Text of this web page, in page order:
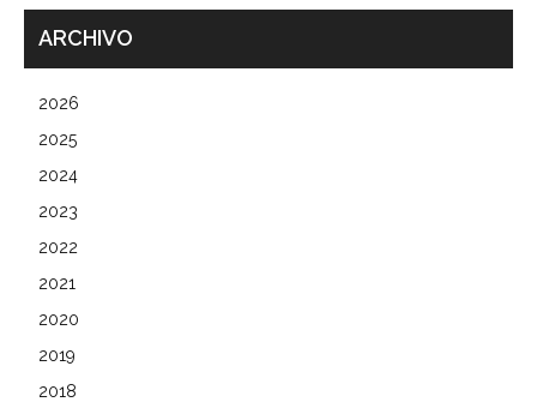
ARCHIVO
2026
2025
2024
2023
2022
2021
2020
2019
2018